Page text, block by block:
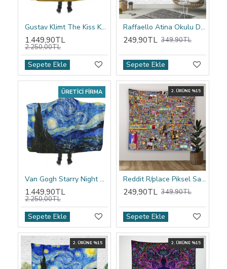
Gustav Klimt The Kiss Kapşonlu Battaniye
1.449,90TL
2.250,00TL
Sepete Ekle
Raffaello Atina Okulu Duvar Örtüsü
249,90TL 349,90TL
Sepete Ekle
ÜRETICI FIRMA
Van Gogh Starry Night Kapşonlu Battaniye
1.449,90TL
2.250,00TL
Sepete Ekle
2. ÜRÜNE %15
Reddit R/place Piksel Sanatı Duvar Örtüsü
249,90TL 349,90TL
Sepete Ekle
2. ÜRÜNE %15 2. ÜRÜNE %15